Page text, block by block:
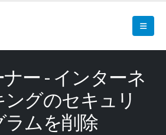
ー - インターネ
グのセキュリ
ムを削除